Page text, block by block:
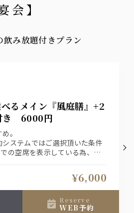
会】
み放題付きプラン
るメイン『風庭膳』+2
き 6000円
。
ステムではご選択頂いた条件
の空席を表示している為、表
¥6,000
reserve
WEB予約